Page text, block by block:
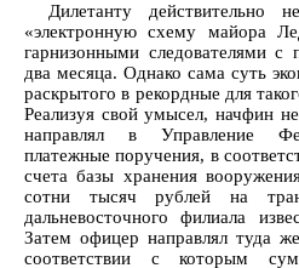
Дилетанту действительно
«электронную схему майора
гарнизонными следователями с
два месяца. Однако сама суть
раскрытого в рекордные для
Реализуя свой умысел, начфин
направлял в Управление
платежные поручения, в
счета базы хранения
сотни тысяч рублей на
дальневосточного филиала
Затем офицер направлял туда
соответствии с которым